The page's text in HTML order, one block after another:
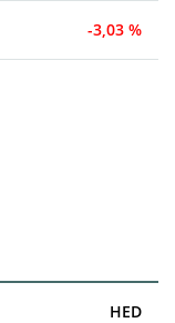
-3,03 %
HED